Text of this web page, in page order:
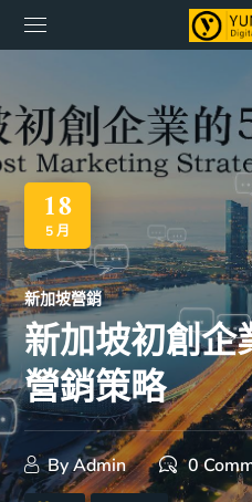
18
5 月
新加坡營銷
新加坡初創
營銷策略
ByAdmin 0